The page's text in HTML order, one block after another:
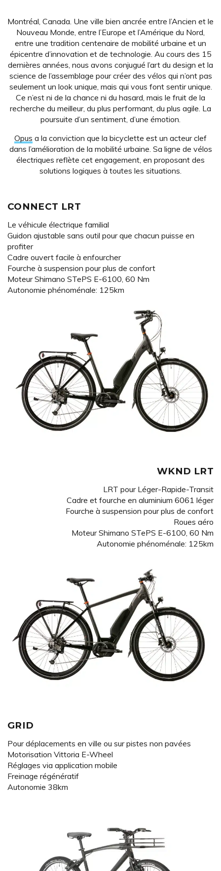
Montréal, Canada. Une ville bien ancrée entre l’Ancien et le
Nouveau Monde, entre l’Europe et l’Amérique du Nord,
entre une tradition centenaire de mobilité urbaine et un
épicentre d’innovation et de technologie. Au cours des 15
dernières années, nous avons conjugué l’art du design et la
science de l’assemblage pour créer des vélos qui n’ont pas
seulement un look unique, mais qui vous font sentir unique.
Ce n’est ni de la chance ni du hasard, mais le fruit de la
recherche du meilleur, du plus performant, du plus agile. La
poursuite d’un sentiment, d’une émotion.
Opus a la conviction que la bicyclette est un acteur clef
dans l’amélioration de la mobilité urbaine. Sa ligne de vélos
électriques reflète cet engagement, en proposant des
solutions logiques à toutes les situations.
CONNECT LRT
Le véhicule électrique familial
Guidon ajustable sans outil pour que chacun puisse en
profiter
Cadre ouvert facile à enfourcher
Fourche à suspension pour plus de confort
Moteur Shimano STePS E-6100, 60 Nm
Autonomie phénoménale: 125km
WKND LRT
LRT pour Léger-Rapide-Transit
Cadre et fourche en aluminium 6061 léger
Fourche à suspension pour plus de confort
Roues aéro
Moteur Shimano STePS E-6100, 60 Nm
Autonomie phénoménale: 125km
GRID
Pour déplacements en ville ou sur pistes non pavées
Motorisation Vittoria E-Wheel
Réglages via application mobile
Freinage régénératif
Autonomie 38km